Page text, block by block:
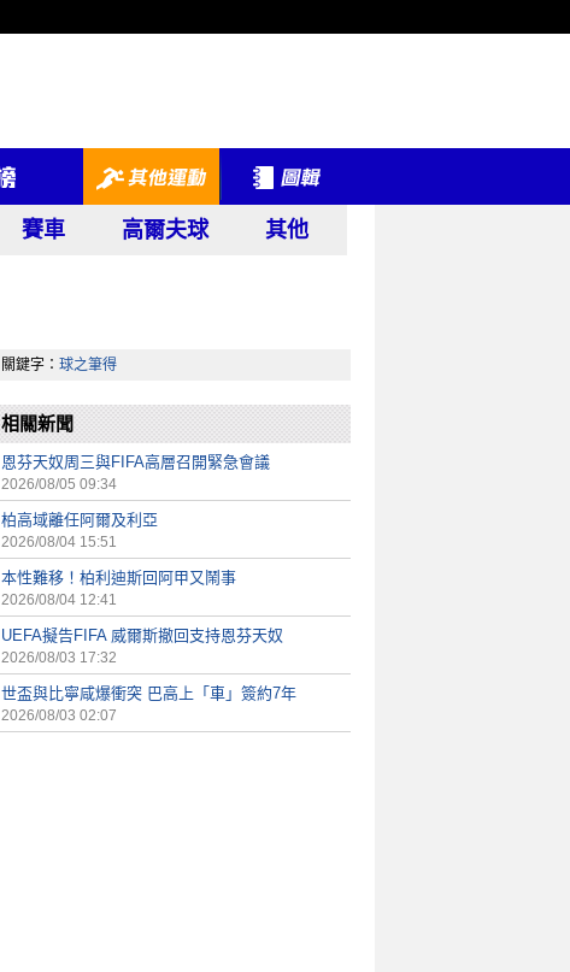
賽車 高爾夫球 其他
關鍵字： 球之筆得
相關新聞
恩芬天奴周三與FIFA高層召開緊急會議
2026/08/05 09:34
柏高域離任阿爾及利亞
2026/08/04 15:51
本性難移！柏利迪斯回阿甲又鬧事
2026/08/04 12:41
UEFA擬告FIFA 威爾斯撤回支持恩芬天奴
2026/08/03 17:32
世盃與比寧咸爆衝突 巴高上「車」簽約7年
2026/08/03 02:07